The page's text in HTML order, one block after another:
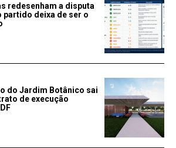
redesenham a disputa
partido deixa de ser o
do Jardim Botânico sai
de execução